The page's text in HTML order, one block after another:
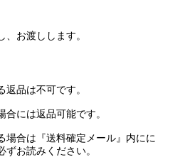
お渡しします。
品は不可です。
には返品可能です。
場合は『送料確定メール』内にに
お読みください。